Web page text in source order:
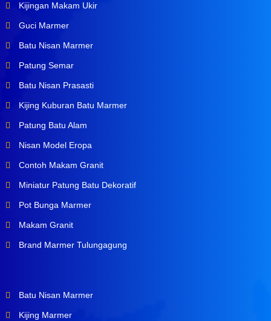
Kijingan Makam Ukir
Guci Marmer
Batu Nisan Marmer
Patung Semar
Batu Nisan Prasasti
Kijing Kuburan Batu Marmer
Patung Batu Alam
Nisan Model Eropa
Contoh Makam Granit
Miniatur Patung Batu Dekoratif
Pot Bunga Marmer
Makam Granit
Brand Marmer Tulungagung
Batu Nisan Marmer
Kijing Marmer